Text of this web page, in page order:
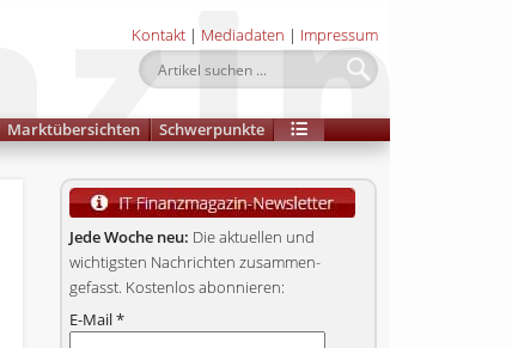
Kontakt | Mediadaten | Impressum
Marktübersichten Schwerpunkte
Jede Woche neu: Die aktuellen und
wichtigsten Nachrichten zusammen­
gefasst. Kostenlos abonnieren:
E-Mail*